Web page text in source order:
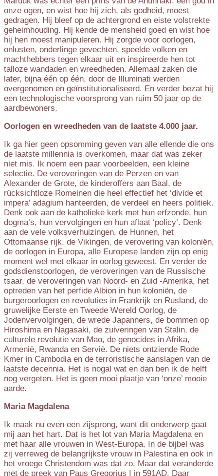
onze ogen, en wist hoe hij zich, als godheid, moest
gedragen. Hij bleef op de achtergrond en eiste volstrekte
geheimhouding. Hij kende de mensheid goed en wist hoe
hij hen moest manipuleren. Hij zorgde voor oorlogen,
onlusten, onderlinge gevechten, speelde volken en
machthebbers tegen elkaar uit en inspireerde hen tot
talloze wandaden en wreedheden. Allemaal zaken die
later, bijna één op één, door de Illuminati werden
overgenomen en geïnstitutionaliseerd. En verder bezat hij
een technologische voorsprong van ruim 50 jaar op de
aardbewoners.
Oorlogen en wreedheden van de laatste 4.000 jaar.
Ik ga hier geen opsomming geven van alle ellende die ons
de laatste millennia is overkomen, maar dat was zeker
niet mis. Ik noem een paar voorbeelden, een kleine
selectie. De veroveringen van de Perzen en van
Alexander de Grote, de kinderoffers aan Baal, de
rücksichtloze Romeinen die heel effectief het ‘divide et
impera’ adagium hanteerden, de verdeel en heers politiek.
Denk ook aan de katholieke kerk met hun erfzonde, hun
dogma’s, hun vervolgingen en hun aflaat ‘policy’. Denk
aan de vele volksverhuizingen, de Hunnen, het
Ottomaanse rijk, de Vikingen, de verovering van koloniën,
de oorlogen in Europa, alle Europese landen zijn op enig
moment wel met elkaar in oorlog geweest. En verder de
godsdienstoorlogen, de veroveringen van de Russische
tsaar, de veroveringen van Noord- en Zuid -Amerika, het
optreden van het perfide Albion in hun koloniën, de
burgeroorlogen en revoluties in Frankrijk en Rusland, de
gruwelijke Eerste en Tweede Wereld Oorlog, de
Jodenvervolgingen, de wrede Japanners, de bommen op
Hiroshima en Nagasaki, de zuiveringen van Stalin, de
culturele revolutie van Mao, de genocides in Afrika,
Armenië, Rwanda en Servië. De niets ontziende Rode
Kmer in Cambodia en de terroristische aanslagen van de
laatste decennia. Het is nogal wat en dan ben ik de helft
nog vergeten. Het is geen mooi plaatje van ‘onze’ mooie
aarde.
Maria Magdalena
Ik maak nu even een zijsprong, want dit onderwerp gaat
mij aan het hart. Dat is het lot van Maria Magdalena en
met haar alle vrouwen in West-Europa. In de bijbel was
zij verreweg de belangrijkste vrouw in Palestina en ook in
het vroege Christendom was dat zo. Maar dat veranderde
met de preek van Paus Gregorius I in 591AD. Daar